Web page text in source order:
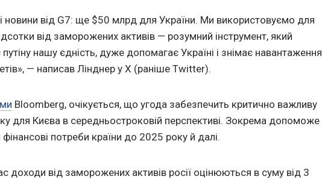
новини від G7: ще $50 млрд для України. Ми використовуємо для
від заморожених активів — розумний інструмент, який
нашу єдність, дуже допомагає Україні і знімає навантаження
— написав Лінднер у X (раніше Twitter).
Bloomberg, очікується, що угода забезпечить критично важливу
для Києва в середньостроковій перспективі. Зокрема допоможе
потреби країни до 2025 року й далі.
доходи від заморожених активів росії оцінюються в суму від 3